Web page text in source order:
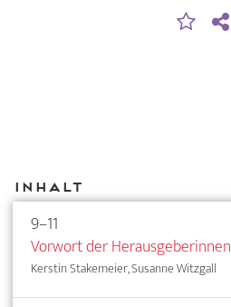
Inhalt
9–11
Vorwort der Herausgeberinnen
Kerstin Stakemeier, Susanne Witzgall